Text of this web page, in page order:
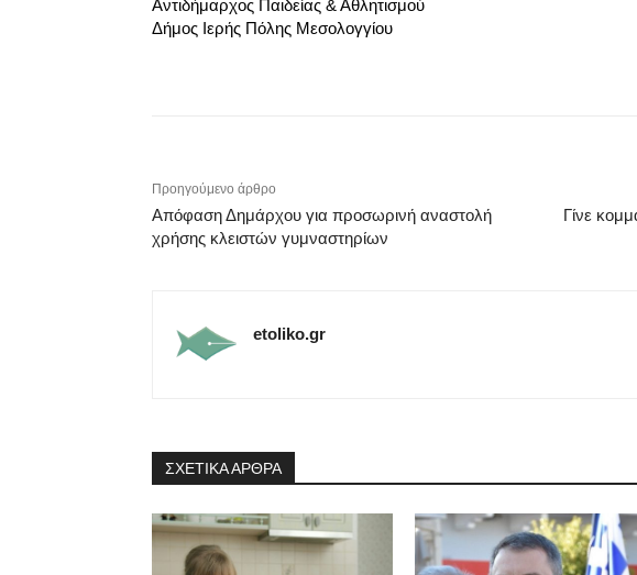
Αντιδήμαρχος Παιδείας & Αθλητισμού
Δήμος Ιερής Πόλης Μεσολογγίου
Προηγούμενο άρθρο
Απόφαση Δημάρχου για προσωρινή αναστολή
χρήσης κλειστών γυμναστηρίων
Γίνε
etoliko.gr
ΣΧΕΤΙΚΑ ΑΡΘΡΑ